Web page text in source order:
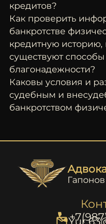
кредитов?
Как проверить
банкротстве
кредитную историю,
существуют
благонадежности?
Каковы условия и
судебным и
банкротством